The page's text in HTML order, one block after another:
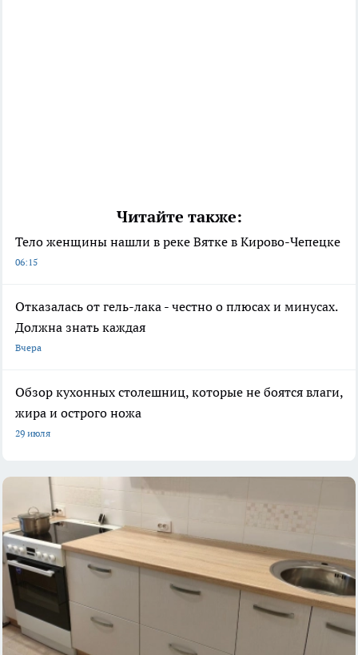
Читайте также:
Тело женщины нашли в реке Вятке в Кирово-Чепецке
06:15
Отказалась от гель-лака - честно о плюсах и минусах.
Должна знать каждая
Вчера
Обзор кухонных столешниц, которые не боятся влаги,
жира и острого ножа
29 июля